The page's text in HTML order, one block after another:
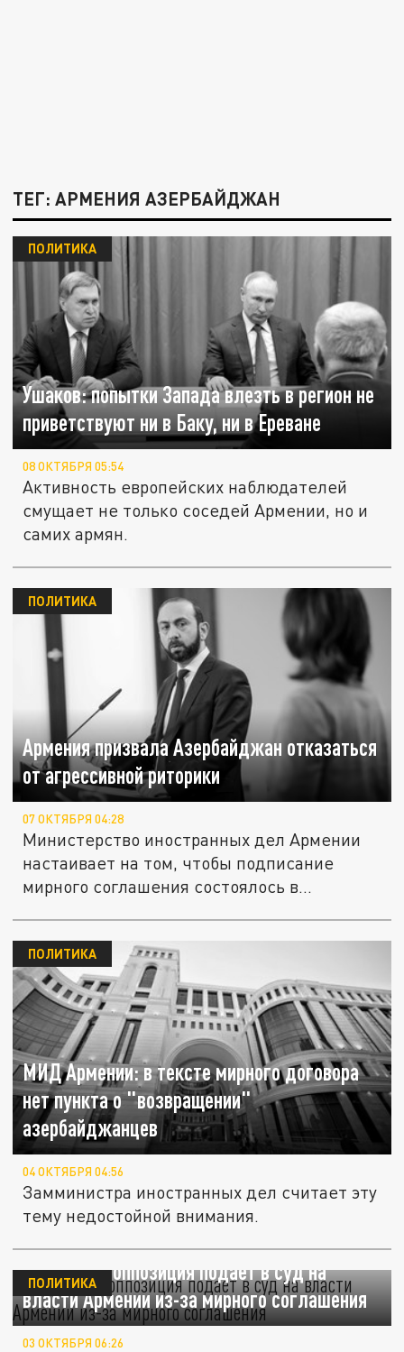
ТЕГ: АРМЕНИЯ АЗЕРБАЙДЖАН
Ушаков: попытки Запада влезть в регион не
приветствуют ни в Баку, ни в Ереване
ПОЛИТИКА
08 ОКТЯБРЯ 05:54
Активность европейских наблюдателей
смущает не только соседей Армении, но и
самих армян.
Армения призвала Азербайджан отказаться
от агрессивной риторики
ПОЛИТИКА
07 ОКТЯБРЯ 04:28
Министерство иностранных дел Армении
настаивает на том, чтобы подписание
мирного соглашения состоялось в...
МИД Армении: в тексте мирного договора
нет пункта о "возвращении"
азербайджанцев
ПОЛИТИКА
04 ОКТЯБРЯ 04:56
Замминистра иностранных дел считает эту
тему недостойной внимания.
Армянская оппозиция подаёт в суд на
власти Армении из-за мирного соглашения
ПОЛИТИКА
03 ОКТЯБРЯ 06:26